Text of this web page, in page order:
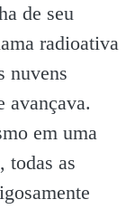
de seu
radioativa
nuvens
avançava.
em uma
todas as